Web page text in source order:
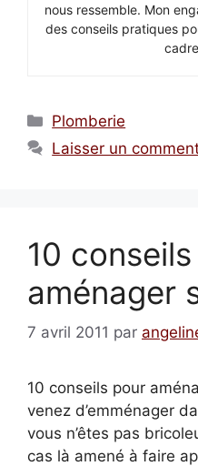
nous ressemble. Mon
des conseils pratiques
Catégories
Plomberie
Laisser un
10
aménager
7 avril 2011 par
10 conseils pour
venez d’emménager
vous n’êtes pas
cas là amené à faire